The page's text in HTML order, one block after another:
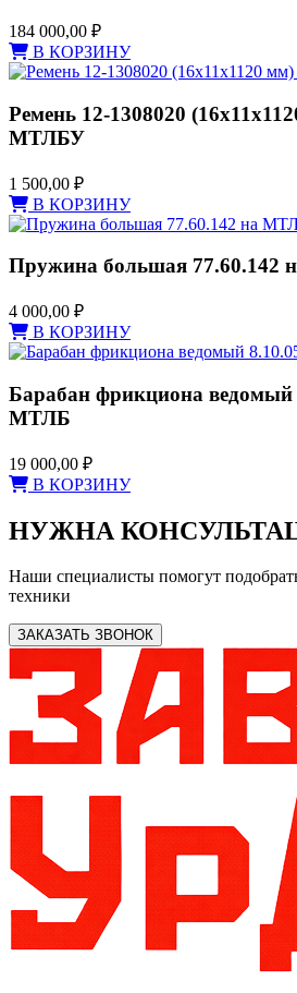
184 000,00 ₽
В КОРЗИНУ
Ремень 12-1308020
МТЛБУ
1 500,00 ₽
В КОРЗИНУ
Пружина большая 77.60.142
4 000,00 ₽
В КОРЗИНУ
Барабан фрикциона ведомый
МТЛБ
19 000,00 ₽
В КОРЗИНУ
НУЖНА
Наши специалисты помогут
техники
ЗАКАЗАТЬ ЗВОНОК